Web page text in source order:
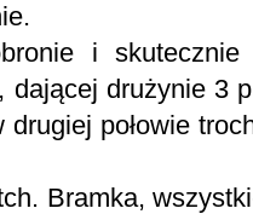
i skutecznie
dającej drużynie 3
drugiej połowie
Bramka,